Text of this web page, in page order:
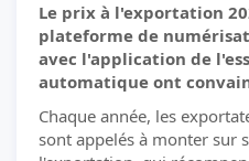
Le prix à l'exportation
plateforme de
avec l'application de
automatique ont
Chaque année, les
sont appelés à monter sur